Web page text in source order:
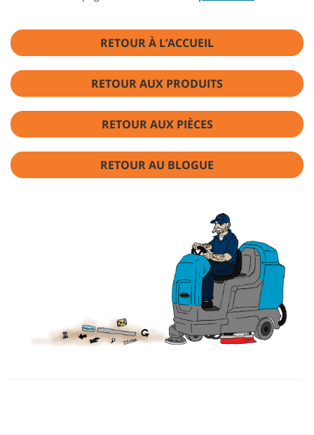
RETOUR À L’ACCUEIL
RETOUR AUX PRODUITS
RETOUR AUX PIÈCES
RETOUR AU BLOGUE